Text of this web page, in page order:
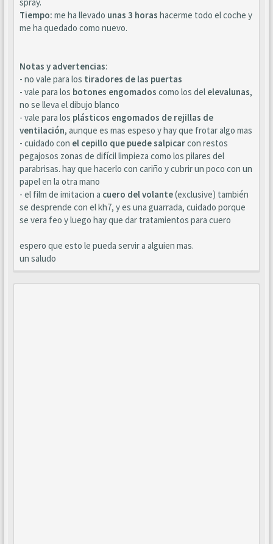
Tiempo: me ha llevado unas 3 horas hacerme todo el coche y
me ha quedado como nuevo.
Notas y advertencias:
- no vale para los tiradores de las puertas
- vale para los botones engomados como los del elevalunas,
no se lleva el dibujo blanco
- vale para los plásticos engomados de rejillas de
ventilación, aunque es mas espeso y hay que frotar algo mas
- cuidado con el cepillo que puede salpicarcon restos
pegajosos zonas de difícil limpieza como los pilares del
parabrisas. hay que hacerlo con cariño y cubrir un poco con un
papel en la otra mano
- el film de imitacion a cuero del volante(exclusive) también
se desprende con el kh7, y es una guarrada, cuidado porque
se vera feo y luego hay que dar tratamientos para cuero
espero que esto le pueda servir a alguien mas.
un saludo